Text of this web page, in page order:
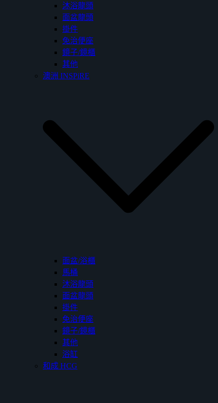
沐浴龍頭
面盆龍頭
掛件
免治便座
鏡子/鏡櫃
其他
澳洲 INSPiRE
面盆/浴櫃
馬桶
沐浴龍頭
面盆龍頭
掛件
免治便座
鏡子/鏡櫃
其他
浴缸
和成 HCG